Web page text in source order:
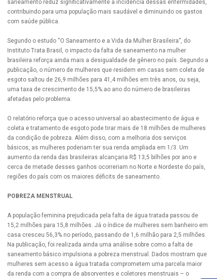
saneamento reduz significativamente a incidência dessas enfermidades,
contribuindo para uma população mais saudável e diminuindo os gastos
com saúde pública.
Segundo o estudo “O Saneamento e a Vida da Mulher Brasileira”, do
Instituto Trata Brasil, o impacto da falta de saneamento na mulher
brasileira reforça ainda mais a desigualdade de gênero no país. Segundo a
publicação, o número de mulheres que residem em casas sem coleta de
esgoto saltou de 26,9 milhões para 41,4 milhões em três anos, ou seja,
uma taxa de crescimento de 15,5% ao ano do número de brasileiras
afetadas pelo problema.
O relatório reforça que o acesso universal ao abastecimento de água e
coleta e tratamento de esgoto pode tirar mais de 18 milhões de mulheres
da condição de pobreza. Além disso, com a melhoria dos serviços
básicos, as mulheres poderiam ter sua renda ampliada em 1/3. Um
aumento da renda das brasileiras alcançaria R$ 13,5 bilhões por ano e
cerca de metade desses ganhos ocorreriam no Norte e Nordeste do país,
regiões do país com os maiores déficits de saneamento.
POBREZA MENSTRUAL
A população feminina prejudicada pela falta de água tratada passou de
15,2 milhões para 15,8 milhões. Já o índice de mulheres sem banheiro em
casa cresceu 56,3% no período, passando de 1,6 milhão para 2,5 milhões.
Na publicação, foi realizada ainda uma análise sobre como a falta de
saneamento básico impulsiona a pobreza menstrual. Dados mostram que
mulheres sem acesso a água tratada comprometem uma parcela maior
da renda com a compra de absorventes e coletores menstruais – o